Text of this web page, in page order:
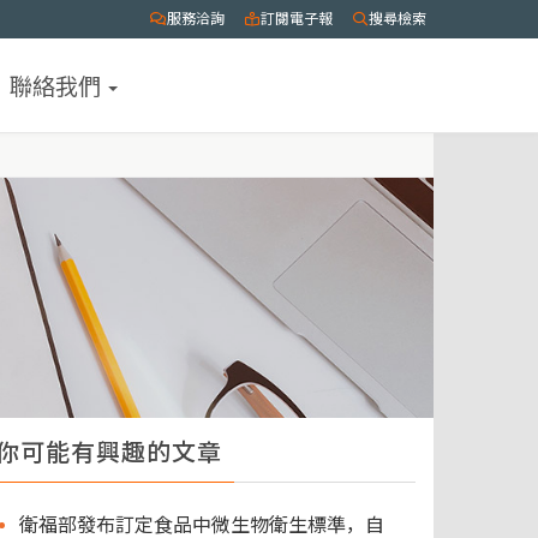
服務洽詢 訂閱電子報 搜尋檢索
聯絡我們
可能有興趣的文章
衛福部發布訂定食品中微生物衛生標準，自